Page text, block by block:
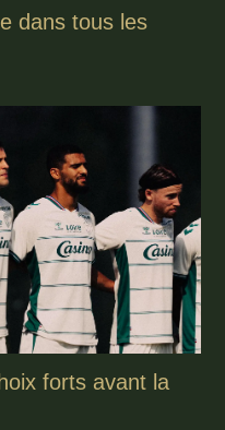
dans tous les
forts avant la